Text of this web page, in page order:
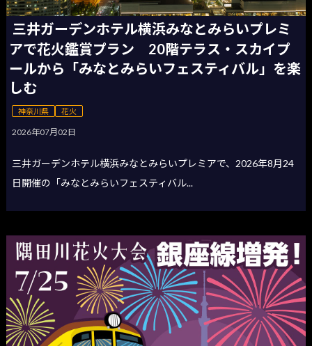
三井ガーデンホテル横浜みなとみらいプレミ
アで花火鑑賞プラン 20階テラス・スカイプ
ールから「みなとみらいフェスティバル」を楽
しむ
神奈川県 花火
2026年07月02日
三井ガーデンホテル横浜みなとみらいプレミアで、2026年8月24
日開催の「みなとみらいフェスティバル...